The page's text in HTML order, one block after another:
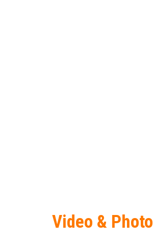
Video & Photo